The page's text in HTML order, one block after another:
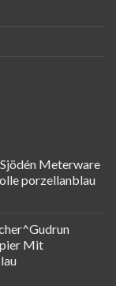
Meterware
porzellanblau
Mit